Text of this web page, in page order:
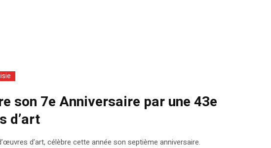
son 7e Anniversaire par une 43e
d’art
d’art, célèbre cette année son septième anniversaire.